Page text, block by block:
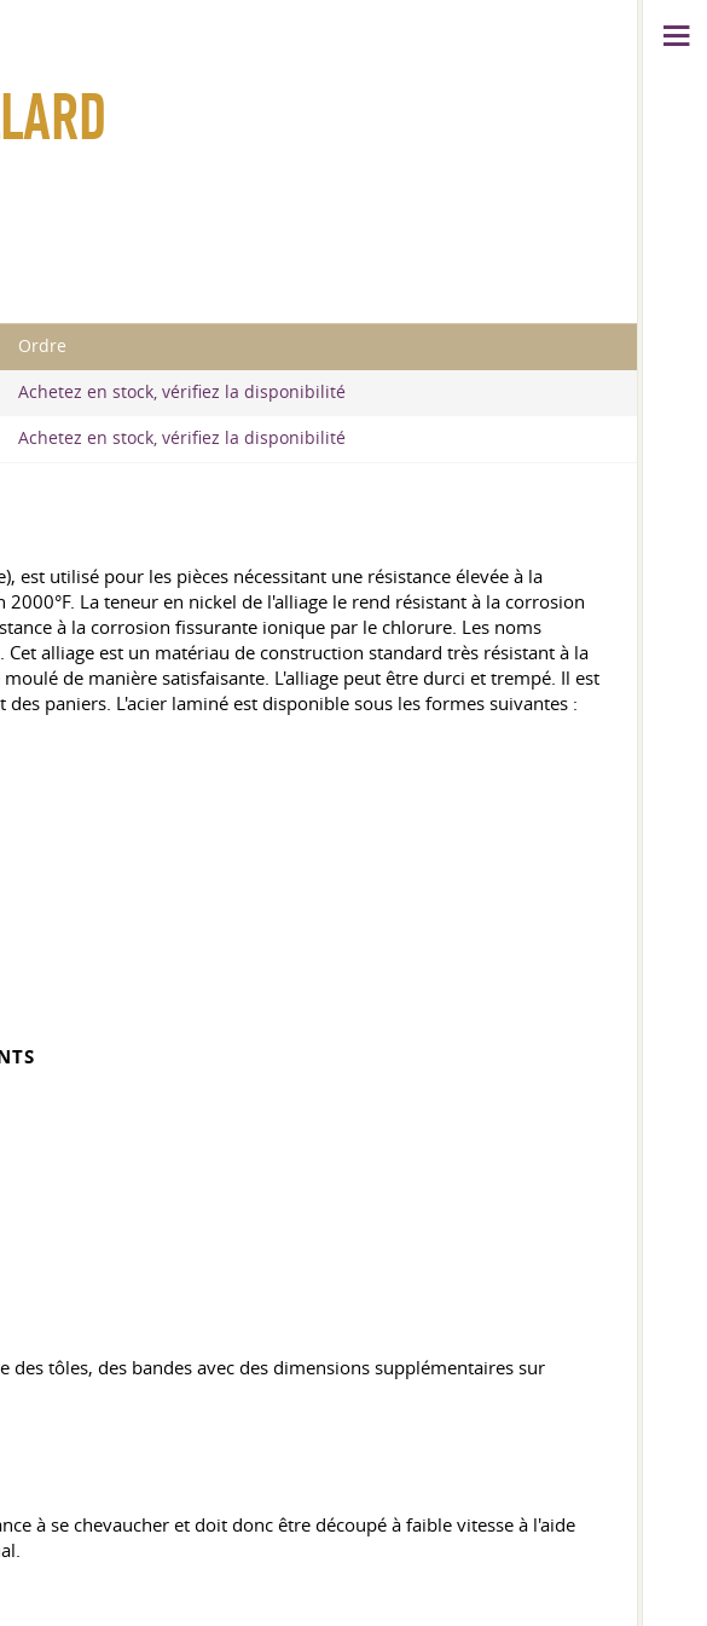
Ordre
Achetez en stock, vérifiez la disponibilité
Achetez en stock, vérifiez la disponibilité
utilisé pour les pièces nécessitant une résistance élevée à la
La teneur en nickel de l'alliage le rend résistant à la corrosion
à la corrosion fissurante ionique par le chlorure. Les noms
alliage est un matériau de construction standard très résistant à la
de manière satisfaisante. L'alliage peut être durci et trempé. Il est
paniers. L'acier laminé est disponible sous les formes suivantes :
tôles, des bandes avec des dimensions supplémentaires sur
à se chevaucher et doit donc être découpé à faible vitesse à l'aide